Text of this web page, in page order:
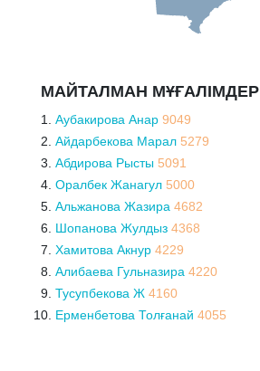
МАЙТАЛМАН МҰҒАЛІМДЕР
Аубакирова Анар 9049
Айдарбекова Марал 5279
Абдирова Рысты 5091
Оралбек Жанагул 5000
Альжанова Жазира 4682
Шопанова Жулдыз 4368
Хамитова Акнур 4229
Алибаева Гульназира 4220
Тусупбекова Ж 4160
Ерменбетова Толғанай 4055